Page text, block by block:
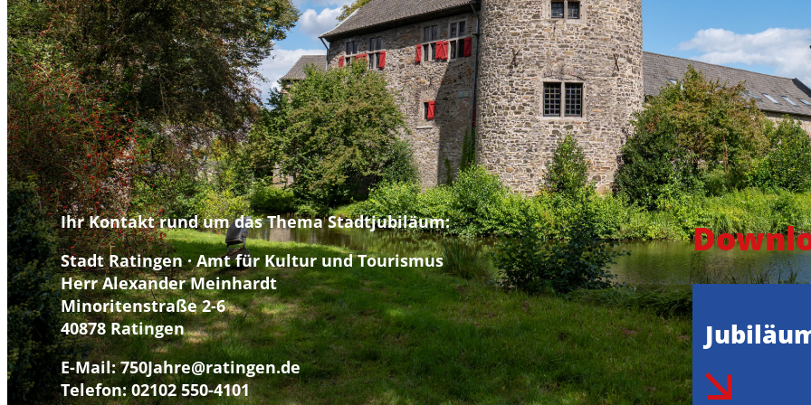
Ihr Kontakt rund um das Thema Stadtjubiläum:
Stadt Ratingen · Amt für Kultur und Tourismus
Herr Alexander Meinhardt
Minoritenstraße 2-6
40878 Ratingen
E-Mail: 750Jahre@ratingen.de
Telefon: 02102 550-4101